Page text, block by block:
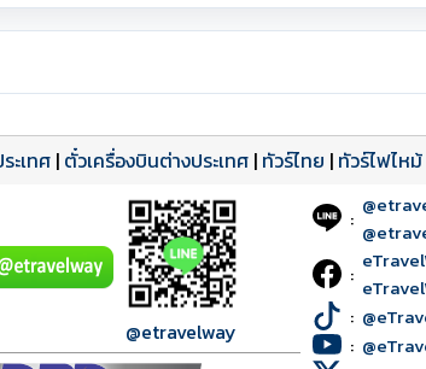
ะเทศ | ตั๋วเครื่องบินต่างประเทศ | ทัวร์ไทย | ทัวร์ไฟไหม้
@etravelway
:
:
:
: